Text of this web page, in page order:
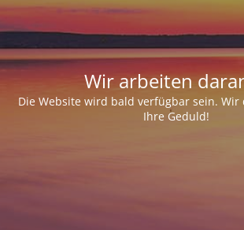
Wir arbeiten
Die Website wird bald verfügbar sein.
Ihre Geduld!